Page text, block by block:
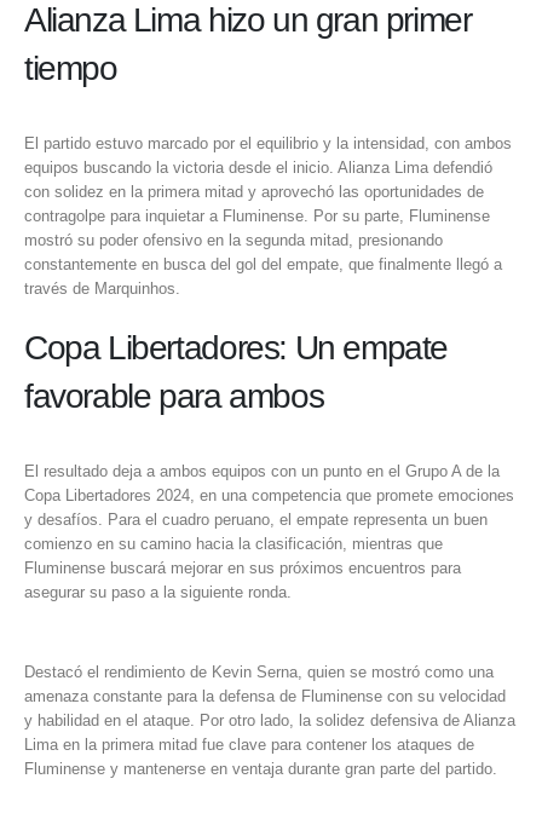
Alianza Lima hizo un gran primer
tiempo
El partido estuvo marcado por el equilibrio y la intensidad, con ambos
equipos buscando la victoria desde el inicio. Alianza Lima defendió
con solidez en la primera mitad y aprovechó las oportunidades de
contragolpe para inquietar a Fluminense. Por su parte, Fluminense
mostró su poder ofensivo en la segunda mitad, presionando
constantemente en busca del gol del empate, que finalmente llegó a
través de Marquinhos.
Copa Libertadores: Un empate
favorable para ambos
El resultado deja a ambos equipos con un punto en el Grupo A de la
Copa Libertadores 2024, en una competencia que promete emociones
y desafíos. Para el cuadro peruano, el empate representa un buen
comienzo en su camino hacia la clasificación, mientras que
Fluminense buscará mejorar en sus próximos encuentros para
asegurar su paso a la siguiente ronda.
Destacó el rendimiento de Kevin Serna, quien se mostró como una
amenaza constante para la defensa de Fluminense con su velocidad
y habilidad en el ataque. Por otro lado, la solidez defensiva de Alianza
Lima en la primera mitad fue clave para contener los ataques de
Fluminense y mantenerse en ventaja durante gran parte del partido.